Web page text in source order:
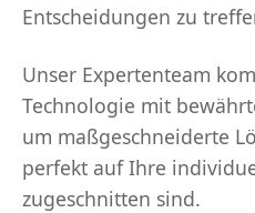
Entscheidungen zu
Unser Expertenteam
Technologie mit
um maßgeschneiderte
perfekt auf Ihre
zugeschnitten sind.